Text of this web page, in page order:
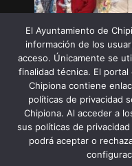
El Ayuntamiento de
información de los
acceso. Únicamente se
finalidad técnica. El
Chipiona contiene
políticas de privacidad
Chipiona. Al acceder a
sus políticas de
podrá aceptar o